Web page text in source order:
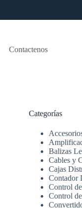
Contactenos
Categorías
Balizas
Cables y
Cajas
Contador
Control
Control